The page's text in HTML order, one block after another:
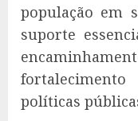
população em
suporte
políticas